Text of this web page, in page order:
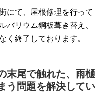
にて、屋根修理を行って
バリウム鋼板葺き替え、
く終了しております。
末尾で触れた、雨樋
う問題を解決してい